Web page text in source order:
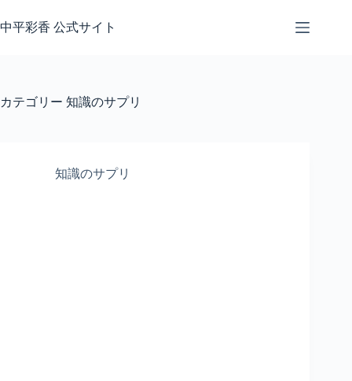
ン
ス
中平彩香 公式サイト
カテゴリー 知識のサプリ
知識のサプリ